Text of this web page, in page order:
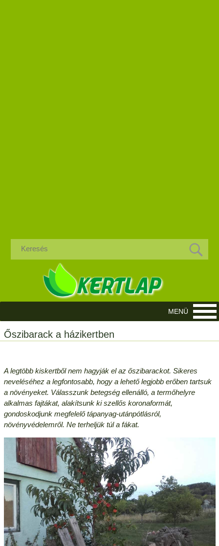
Őszibarack a házikertben
A legtöbb kiskertből nem hagyják el az őszibarackot. Sikeres
neveléséhez a legfontosabb, hogy a lehető legjobb erőben tartsuk
a növényeket. Válasszunk betegség ellenálló, a termőhelyre
alkalmas fajtákat, alakítsunk ki szellős koronaformát,
gondoskodjunk megfelelő tápanyag-utánpótlásról,
növényvédelemről. Ne terheljük túl a fákat.